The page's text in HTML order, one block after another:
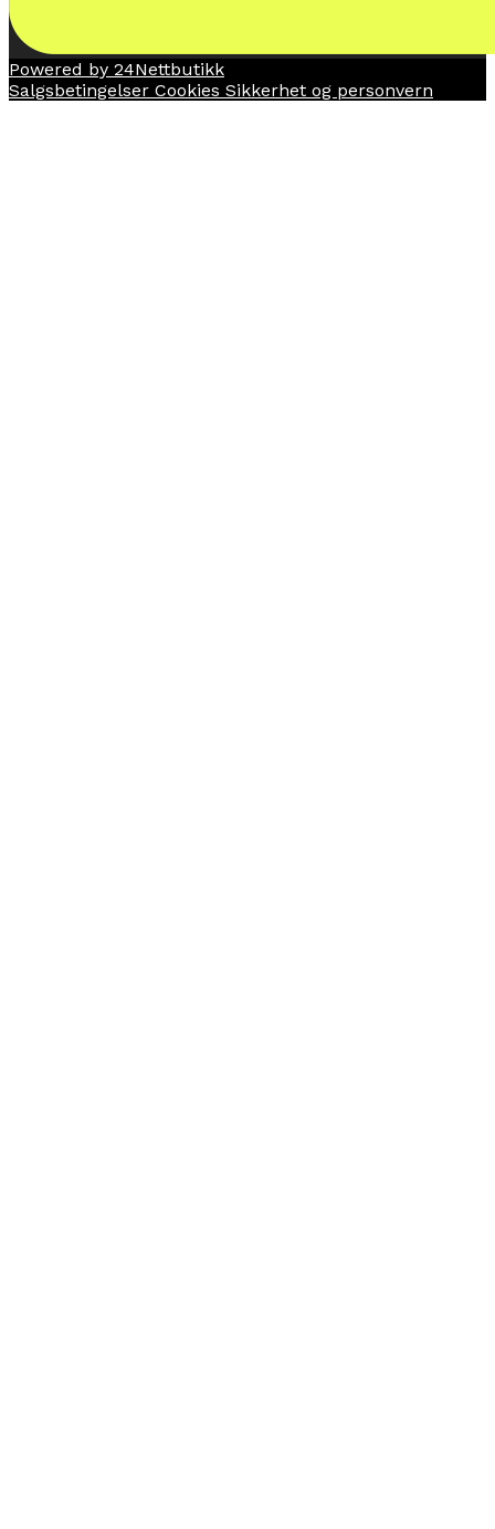
Powered by 24Nettbutikk
Salgsbetingelser Cookies Sikkerhet og personvern